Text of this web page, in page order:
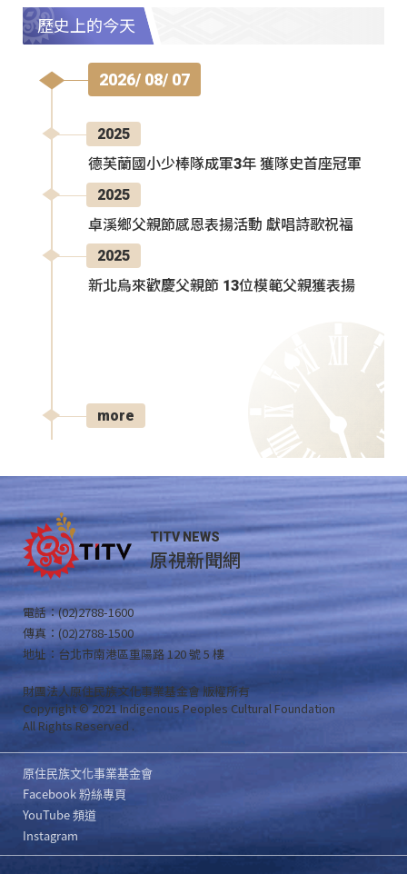
歷史上的今天
2026/ 08/ 07
2025
德芙蘭國小少棒隊成軍3年 獲隊史首座冠軍
2025
卓溪鄉父親節感恩表揚活動 獻唱詩歌祝福
2025
新北烏來歡慶父親節 13位模範父親獲表揚
more
TITV NEWS
原視新聞網
電話：(02)2788-1600
傳真：(02)2788-1500
地址：台北市南港區重陽路 120 號 5 樓
財團法人原住民族文化事業基金會 版權所有
Copyright © 2021 Indigenous Peoples Cultural Foundation
All Rights Reserved .
原住民族文化事業基金會
Facebook 粉絲專頁
YouTube 頻道
Instagram